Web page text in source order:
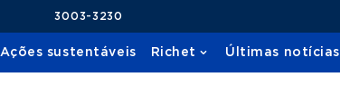
3003-3230
Ações sustentáveis Richet Últimas notícias